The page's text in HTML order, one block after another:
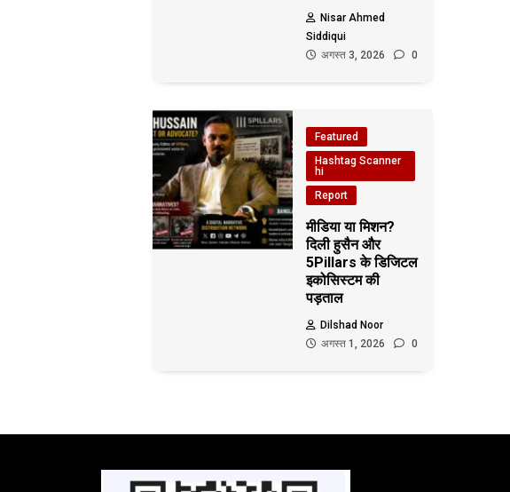
Nisar Ahmed
Siddiqui
अगस्त 3, 2026
0
Featured
Hashtag Scanner
hi
Report
मीडिया या मिशन?
दिली हुसैन और
5Pillars के डिजिटल
इकोसिस्टम की
पड़ताल
Dilshad Noor
अगस्त 1, 2026
0